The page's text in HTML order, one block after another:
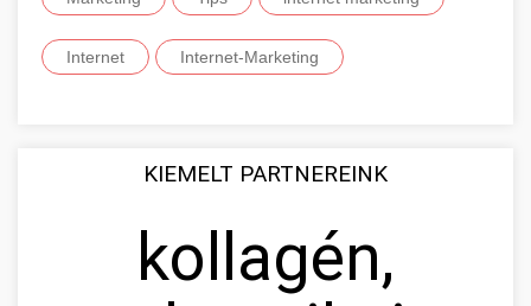
Internet Internet-Marketing
KIEMELT PARTNEREINK
kollagén,